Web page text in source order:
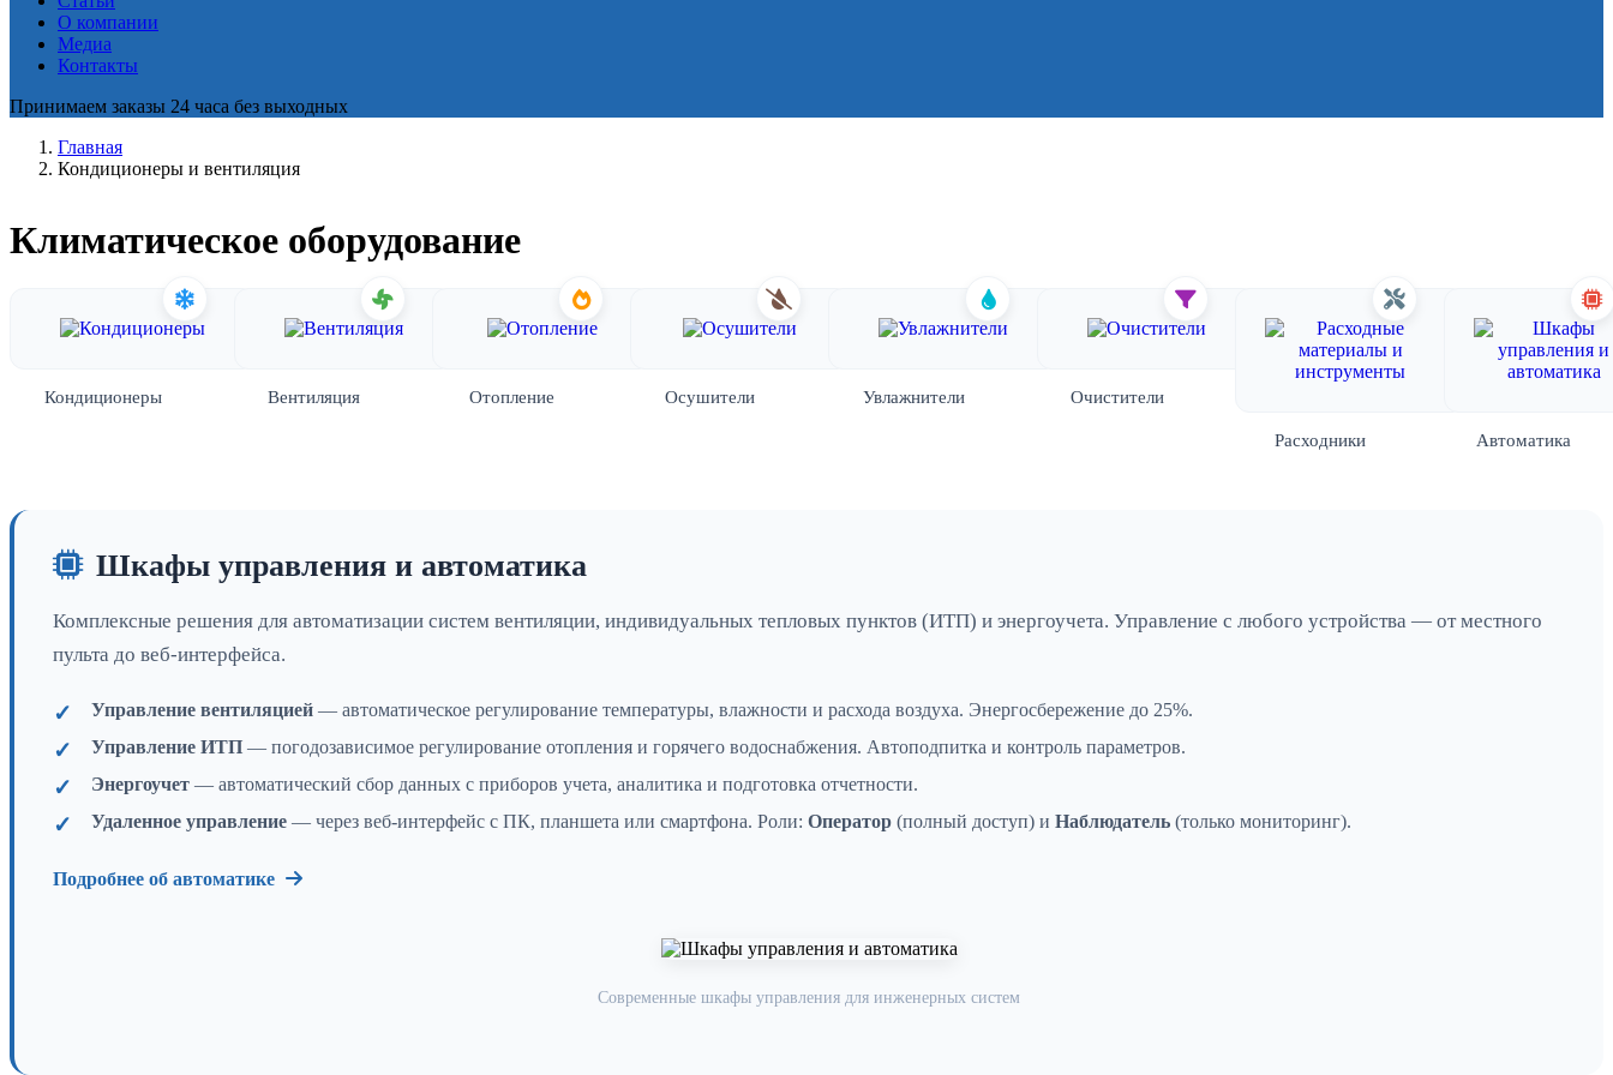
О компании
Медиа
Контакты
Принимаем заказы 24 часа без выходных
Главная
Кондиционеры и вентиляция
Климатическое оборудование
Кондиционеры Вентиляция Отопление Осушители Увлажнители Очистители
Расходники Автоматика
Шкафы управления и автоматика
Комплексные решения для автоматизации систем вентиляции, индивидуальных тепловых пунктов (ИТП) и энергоучета. Управление с любого устройства — от местного
пульта до веб-интерфейса.
Управление вентиляцией — автоматическое регулирование температуры, влажности и расхода воздуха. Энергосбережение до 25%.
Управление ИТП — погодозависимое регулирование отопления и горячего водоснабжения. Автоподпитка и контроль параметров.
Энергоучет — автоматический сбор данных с приборов учета, аналитика и подготовка отчетности.
Удаленное управление — через веб-интерфейс с ПК, планшета или смартфона. Роли: Оператор (полный доступ) и Наблюдатель (только мониторинг).
Подробнее об автоматике
Современные шкафы управления для инженерных систем